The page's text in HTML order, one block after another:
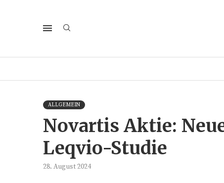
ALLGEMEIN
Novartis Aktie:
Leqvio-Studie
28. August 2024